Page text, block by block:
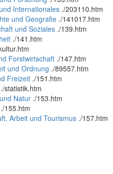
Internationales ./203110.htm
und Geografie ./141017.htm
und Soziales ./139.htm
./141.htm
Forstwirtschaft ./147.htm
und Ordnung ./89557.htm
Freizeit ./151.htm
./statistik.htm
Natur ./153.htm
./155.htm
Arbeit und Tourismus ./157.htm